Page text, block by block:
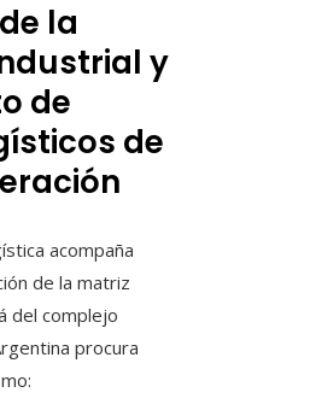
la
y
de
de
acompaña
de la matriz
del complejo
procura